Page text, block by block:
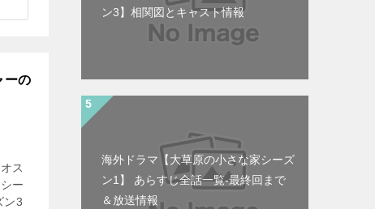
ーの
ス
ー
ン3
ン3】相関図とキャスト情報
海外ドラマ【大草原の小さな家シーズ
ン1】 あらすじ全話一覧-最終回まで
＆放送情報